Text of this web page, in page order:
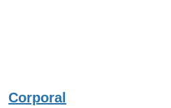
Corporal